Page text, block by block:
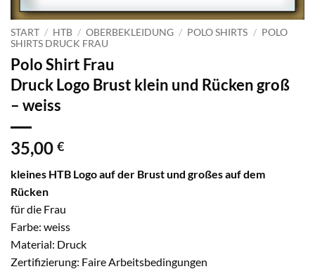
START / HTB / OBERBEKLEIDUNG / POLO SHIRTS / POLO
SHIRTS DRUCK FRAU
Polo Shirt Frau
Druck Logo Brust klein und Rücken groß
– weiss
35,00 €
kleines HTB Logo auf der Brust und großes auf dem
Rücken
für die Frau
Farbe: weiss
Material: Druck
Zertifizierung: Faire Arbeitsbedingungen